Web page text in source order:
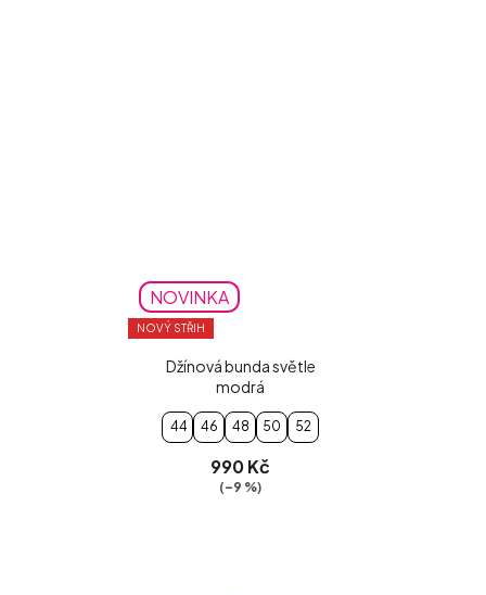
NOVINKA
NOVÝ STŘIH
Džínová bunda světle
modrá
44 46 48 50 52
990 Kč
(–9 %)